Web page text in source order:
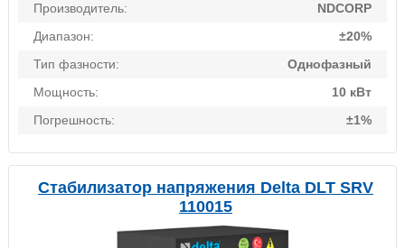
Производитель:
NDCORP
Диапазон:
±20%
Тип фазности:
Однофазный
Мощность:
10 кВт
Погрешность:
±1%
Стабилизатор напряжения Delta DLT SRV
110015